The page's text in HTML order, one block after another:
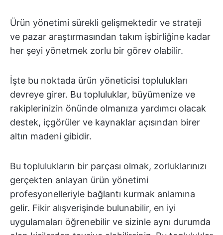
Ürün yönetimi sürekli gelişmektedir ve strateji
ve pazar araştırmasından takım işbirliğine kadar
her şeyi yönetmek zorlu bir görev olabilir.
İşte bu noktada ürün yöneticisi toplulukları
devreye girer. Bu topluluklar, büyümenize ve
rakiplerinizin önünde olmanıza yardımcı olacak
destek, içgörüler ve kaynaklar açısından birer
altın madeni gibidir.
Bu toplulukların bir parçası olmak, zorluklarınızı
gerçekten anlayan ürün yönetimi
profesyonelleriyle bağlantı kurmak anlamına
gelir. Fikir alışverişinde bulunabilir, en iyi
uygulamaları öğrenebilir ve sizinle aynı durumda